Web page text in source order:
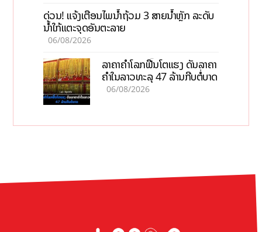
ດ່ວນ! ແຈ້ງເຕືອນໄພນໍ້າຖ້ວມ 3 ສາຍນໍ້າຫຼັກ ລະດັບ
ນໍ້າໃກ້ແຕະຈຸດອັນຕະລາຍ
06/08/2026
ລາຄາຄຳໂລກຟື້ນໂຕແຮງ ດັນລາຄາ
ຄຳໃນລາວທະລຸ 47 ລ້ານກີບຕໍ່ບາດ
06/08/2026